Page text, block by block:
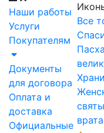
Наши работы
Услуги
Покупателям
Документы
для договора
Оплата и
доставка
Официальные
Все
врата